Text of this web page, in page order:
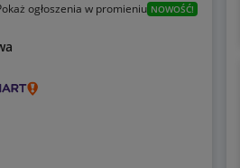
ogłoszenia w promieniu NOWOŚĆ!